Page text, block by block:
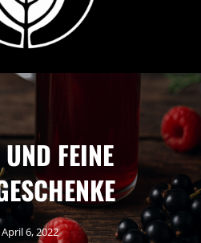
FEINE
Posted
April 6, 2022